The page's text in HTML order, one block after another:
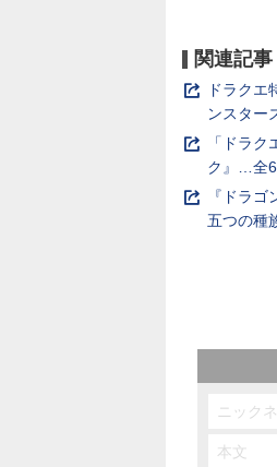
関連記事
ドラク
ンスター
「ドラ
ク』…全6
『ドラ
五つの種